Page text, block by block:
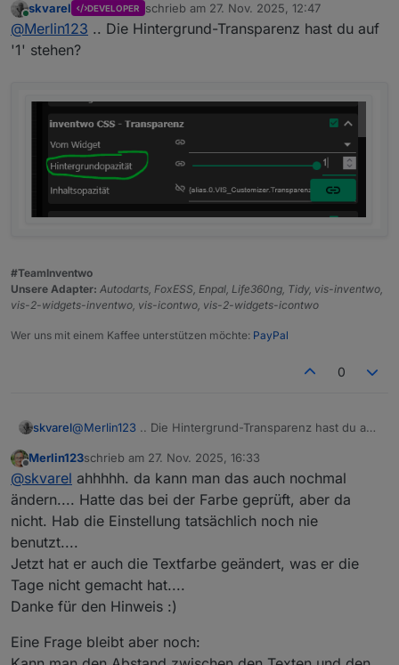
Android
(Hab das Widget verschoben, da im Editor der
Hintergrund nicht bis unten angezeigt wird.)
Online
skvarel DEVELOPER schrieb am 27. Nov. 2025, 12:47
zuletzt editiert von
@Merlin123 .. Die Hintergrund-Transparenz hast du auf
'1' stehen?
#TeamInventwo
Unsere Adapter: Autodarts, FoxESS, Enpal, Life360ng, Tidy, vis-inventwo,
vis-2-widgets-inventwo, vis-icontwo, vis-2-widgets-icontwo
Wer uns mit einem Kaffee unterstützen möchte: PayPal
0
skvarel@Merlin123 .. Die Hintergrund-Transparenz hast du auf
Offline
Merlin123schrieb am 27. Nov. 2025, 16:33
zuletzt editiert von
@skvarel ahhhhh. da kann man das auch nochmal
ändern.... Hatte das bei der Farbe geprüft, aber da
nicht. Hab die Einstellung tatsächlich noch nie
benutzt....
Jetzt hat er auch die Textfarbe geändert, was er die
Tage nicht gemacht hat....
Danke für den Hinweis :)
Eine Frage bleibt aber noch: